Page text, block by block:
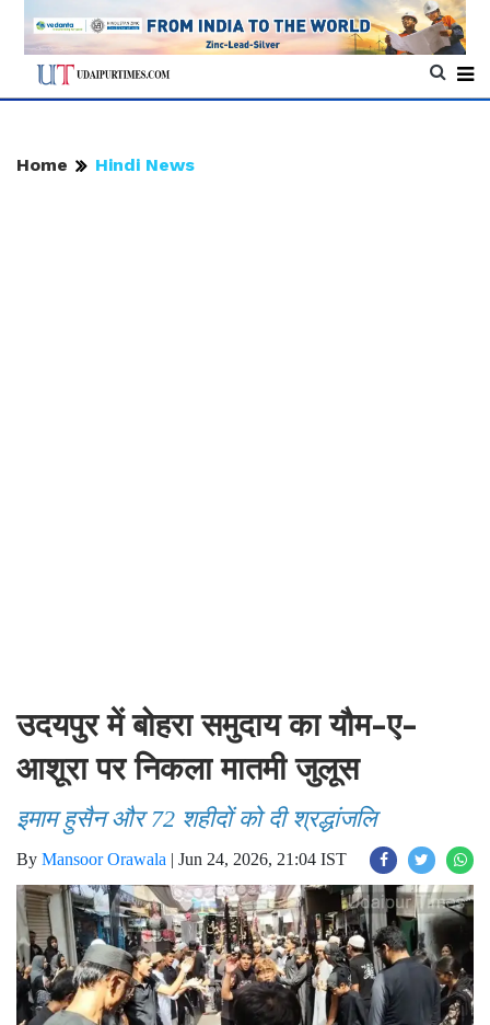
Home Hindi News
उदयपुर में बोहरा समुदाय का यौम-ए-
आशूरा पर निकला मातमी जुलूस
इमाम हुसैन और 72 शहीदों को दी श्रद्धांजलि
By Mansoor Orawala | Jun 24, 2026, 21:04 IST